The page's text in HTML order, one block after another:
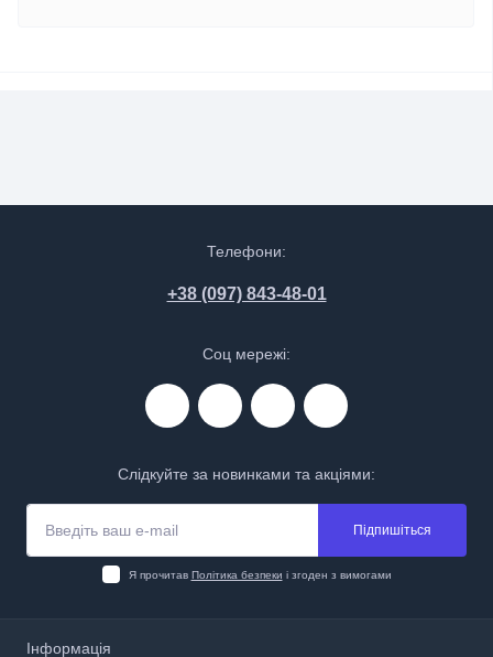
Телефони:
+38 (097) 843-48-01
Соц мережі:
Слідкуйте за новинками та акціями:
Підпишіться
Я прочитав Політика безпеки і згоден з вимогами
Інформація